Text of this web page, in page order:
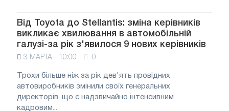
Від Toyota до Stellantis: зміна керівників
викликає хвилювання в автомобільній
галузі-за рік з'явилося 9 нових керівників
3 МАРТА - 10:00 0
Трохи більше ніж за рік дев'ять провідних
автовиробників змінили своїх генеральних
директорів, що є надзвичайно інтенсивним
кадровим...